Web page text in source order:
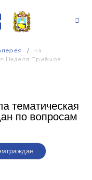
На
Неделя Приёмов
тематическая
по вопросам